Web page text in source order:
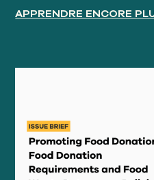
APPRENDRE ENCORE